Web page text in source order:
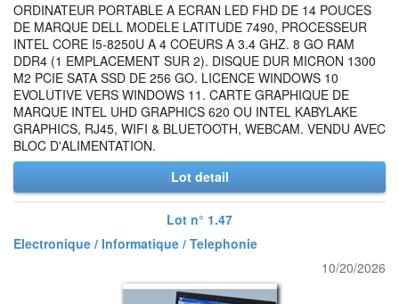
ORDINATEUR PORTABLE A ECRAN LED FHD DE 14 POUCES
DE MARQUE DELL MODELE LATITUDE 7490, PROCESSEUR
INTEL CORE I5-8250U A 4 COEURS A 3.4 GHZ. 8 GO RAM
DDR4 (1 EMPLACEMENT SUR 2). DISQUE DUR MICRON 1300
M2 PCIE SATA SSD DE 256 GO. LICENCE WINDOWS 10
EVOLUTIVE VERS WINDOWS 11. CARTE GRAPHIQUE DE
MARQUE INTEL UHD GRAPHICS 620 OU INTEL KABYLAKE
GRAPHICS, RJ45, WIFI & BLUETOOTH, WEBCAM. VENDU AVEC
BLOC D'ALIMENTATION.
Lot detail
Lot n° 1.47
Electronique / Informatique / Telephonie
10/20/2026